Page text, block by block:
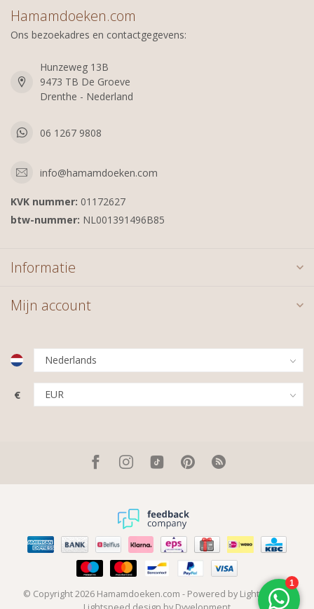
Hamamdoeken.com
Ons bezoekadres en contactgegevens:
Hunzeweg 13B
9473 TB De Groeve
Drenthe - Nederland
06 1267 9808
info@hamamdoeken.com
KVK nummer: 01172627
btw-nummer: NL001391496B85
Informatie
Mijn account
€
© Copyright 2026 Hamamdoeken.com - Powered by Lightspeed-